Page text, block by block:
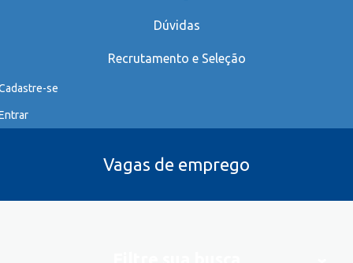
Dúvidas
Recrutamento e Seleção
se
Vagas de emprego